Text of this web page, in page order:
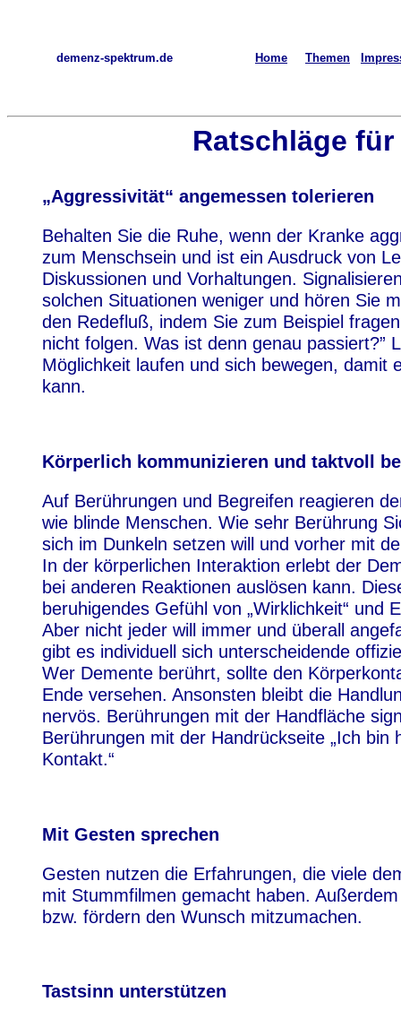
demenz-spektrum.de Home Themen
Ratschläge
„Aggressivität“ angemessen tolerieren
Behalten Sie die Ruhe, wenn der Kranke
zum Menschsein und ist ein Ausdruck von
Diskussionen und Vorhaltungen.
solchen Situationen weniger und hören Sie
den Redefluß, indem Sie zum Beispiel
nicht folgen. Was ist denn genau passiert?”
Möglichkeit laufen und sich bewegen, damit
kann.
Körperlich kommunizieren und taktvoll
Auf Berührungen und Begreifen reagieren
wie blinde Menschen. Wie sehr Berührung
sich im Dunkeln setzen will und vorher mit
In der körperlichen Interaktion erlebt der
bei anderen Reaktionen auslösen kann.
beruhigendes Gefühl von „Wirklichkeit“ und
Aber nicht jeder will immer und überall
gibt es individuell sich unterscheidende
Wer Demente berührt, sollte den
Ende versehen. Ansonsten bleibt die
nervös. Berührungen mit der Handfläche
Berührungen mit der Handrückseite „Ich bin
Kontakt.“
Mit Gesten sprechen
Gesten nutzen die Erfahrungen, die viele
mit Stummfilmen gemacht haben.
bzw. fördern den Wunsch mitzumachen.
Tastsinn unterstützen